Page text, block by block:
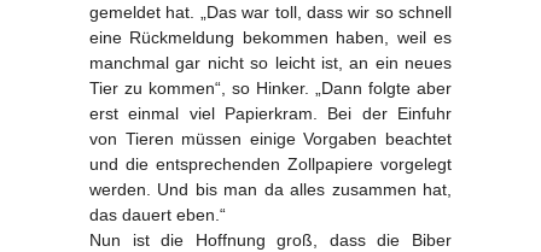
gemeldet hat. „Das war toll, dass wir so schnell
eine Rückmeldung bekommen haben, weil es
manchmal gar nicht so leicht ist, an ein neues
Tier zu kommen“, so Hinker. „Dann folgte aber
erst einmal viel Papierkram. Bei der Einfuhr
von Tieren müssen einige Vorgaben beachtet
und die entsprechenden Zollpapiere vorgelegt
werden. Und bis man da alles zusammen hat,
das dauert eben.“
Nun ist die Hoffnung groß, dass die Biber